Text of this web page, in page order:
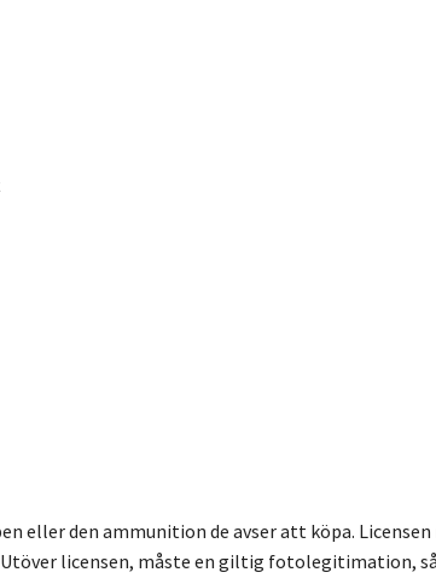
eller den ammunition de avser att köpa.
licensen, måste en giltig fotolegitimation,